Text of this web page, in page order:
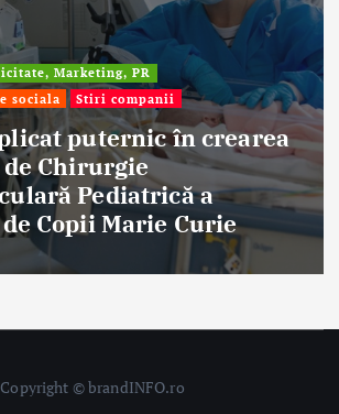
Afaceri & Economie
Publicitate, Marketing,
Stiri companii
Eternal Beauty, fondată la
aniversat 30 de ani în
frumuseții
Copyright © brandINFO.ro